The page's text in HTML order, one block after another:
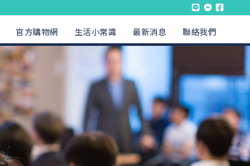
官方購物網 生活小常識 最新消息 聯絡我們